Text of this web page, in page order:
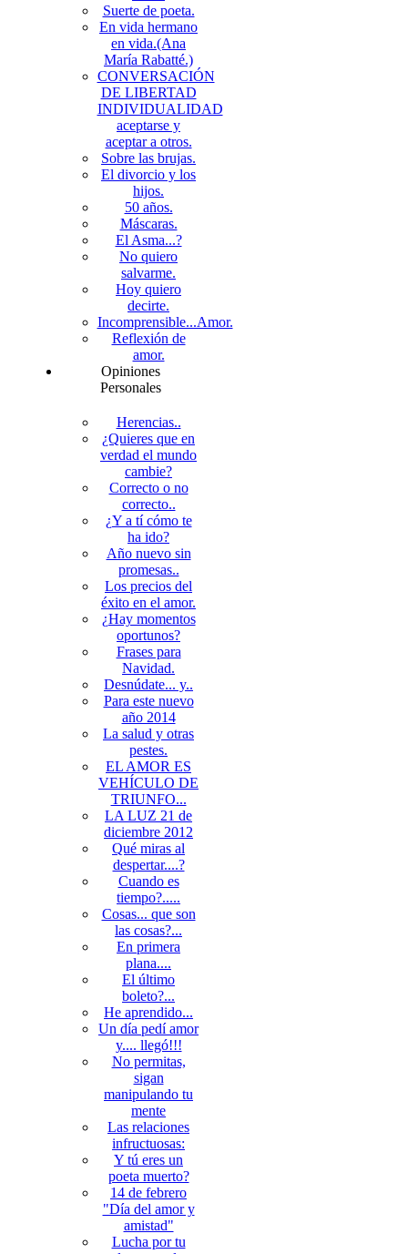
Suerte de poeta.
En vida hermano
en vida.(Ana
María Rabatté.)
CONVERSACIÓN
DE LIBERTAD
INDIVIDUALIDAD
aceptarse y
aceptar a otros.
Sobre las brujas.
El divorcio y los
hijos.
50 años.
Máscaras.
El Asma...?
No quiero
salvarme.
Hoy quiero
decirte.
Incomprensible...Amor.
Reflexión de
amor.
Opiniones
Personales
Herencias..
¿Quieres que en
verdad el mundo
cambie?
Correcto o no
correcto..
¿Y a tí cómo te
ha ido?
Año nuevo sin
promesas..
Los precios del
éxito en el amor.
¿Hay momentos
oportunos?
Frases para
Navidad.
Desnúdate... y..
Para este nuevo
año 2014
La salud y otras
pestes.
EL AMOR ES
VEHÍCULO DE
TRIUNFO...
LA LUZ 21 de
diciembre 2012
Qué miras al
despertar....?
Cuando es
tiempo?.....
Cosas... que son
las cosas?...
En primera
plana....
El último
boleto?...
He aprendido...
Un día pedí amor
y.... llegó!!!
No permitas,
sigan
manipulando tu
mente
Las relaciones
infructuosas:
Y tú eres un
poeta muerto?
14 de febrero
"Día del amor y
amistad"
Lucha por tu